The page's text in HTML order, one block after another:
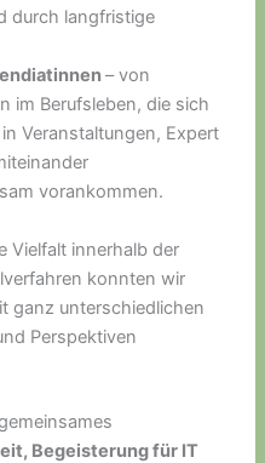
durch langfristige
– von
im Berufsleben, die sich
Veranstaltungen, Expert
vorankommen.
Vielfalt innerhalb der
konnten wir
ganz unterschiedlichen
Perspektiven
Begeisterung für IT